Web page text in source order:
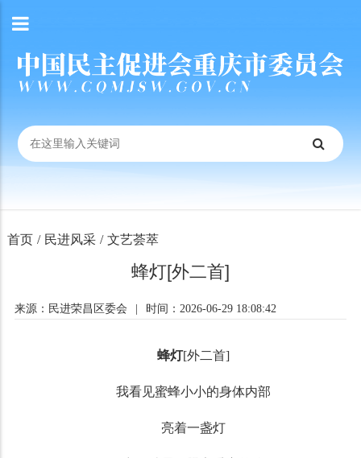
首页 / 民进风采 / 文艺荟萃
蜂灯[外二首]
来源：民进荣昌区委会 时间：2026-06-29 18:08:42
蜂灯[外二首]
我看见蜜蜂小小的身体内部
亮着一盏灯